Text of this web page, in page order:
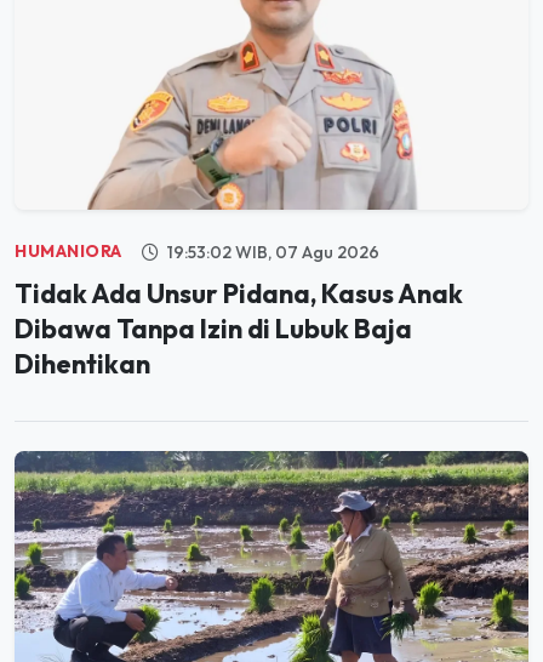
HUMANIORA 19:53:02 WIB, 07 Agu 2026
Tidak Ada Unsur Pidana, Kasus Anak
Dibawa Tanpa Izin di Lubuk Baja
Dihentikan